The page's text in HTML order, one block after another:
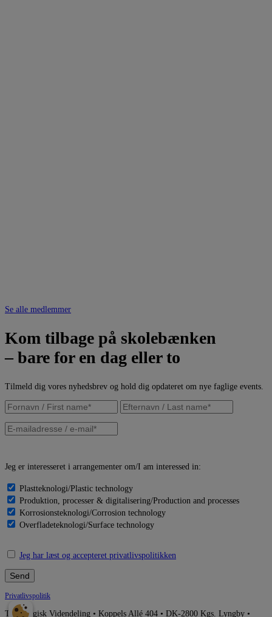
Se alle medlemmer
Kom tilbage på skolebænken
– bare for en dag eller to
Tilmeld dig vores nyhedsbrev og hold dig opdateret om nye faglige events.
Jeg er interesseret i arrangementer om/I am interessed in:
Plastteknologi/Plastic technology
Produktion, processer & digitalisering/Production and processes
Korrosionsteknologi/Corrosion technology
Overfladeteknologi/Surface technology
Jeg har læst og accepteret privatlivspolitikken
Privatlivspolitik
Teknologisk Videndeling • Koppels Allé 404 • DK-2800 Kgs. Lyngby •